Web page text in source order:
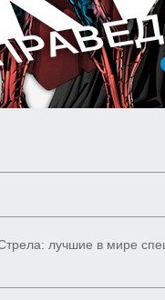
лучшие в мире